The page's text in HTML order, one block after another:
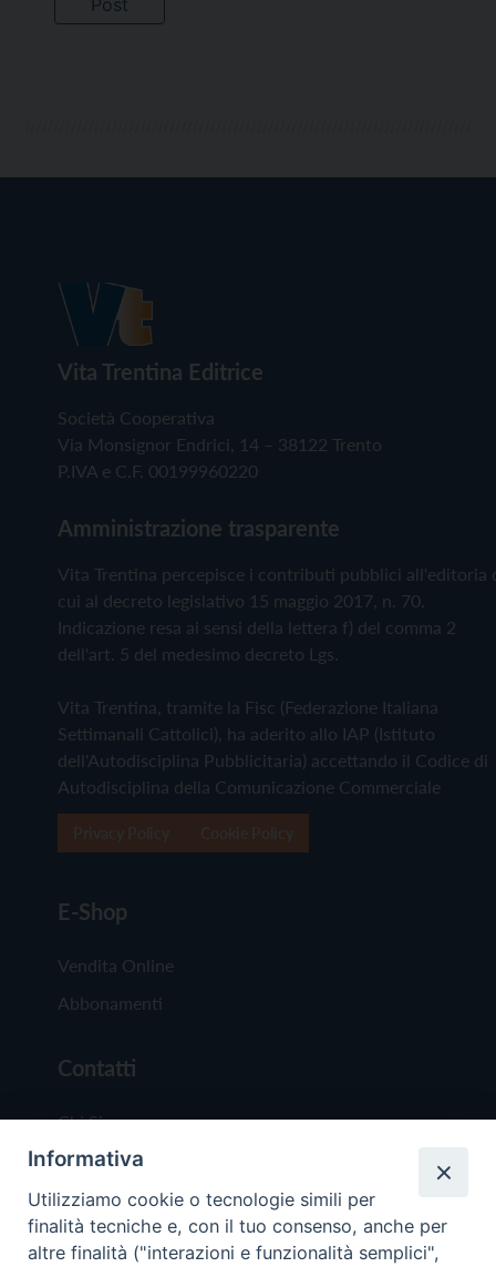
Vita Trentina Editrice
Società Cooperativa
Via Monsignor Endrici, 14 – 38122 Trento
P.IVA e C.F. 00199960220
Amministrazione trasparente
Vita Trentina percepisce i contributi pubblici all'editoria
cui al decreto legislativo 15 maggio 2017, n. 70.
Indicazione resa ai sensi della lettera f) del comma 2
dell'art. 5 del medesimo decreto Lgs.
Vita Trentina, tramite la Fisc (Federazione Italiana
Settimanali Cattolici), ha aderito allo IAP (Istituto
dell'Autodisciplina Pubblicitaria) accettando il Codice di
Autodisciplina della Comunicazione Commerciale
E-Shop
Vendita Online
Abbonamenti
Contatti
Chi Siamo
Redazione
Scrivici
Informativa
Utilizziamo cookie o tecnologie simili per
finalità tecniche e, con il tuo consenso, anche per
altre finalità ("interazioni e funzionalità semplici",